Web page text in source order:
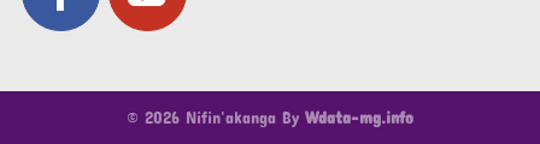
© 2026 Nifin'akanga By Wdata-mg.info